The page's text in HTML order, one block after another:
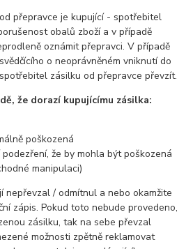
přepravce je kupující - spotřebitel
obalů zboží a v případě
oznámit přepravci. V případě
o neoprávněném vniknutí do
zásilku od přepravce převzít.
že dorazí kupujícímu zásilka:
poškozená
že by mohla být poškozená
manipulaci)
nepřevzal / odmítnul a nebo okamžite
zápis. Pokud toto nebude provedeno,
zásilku, tak na sebe převzal
možnosti zpětně reklamovat